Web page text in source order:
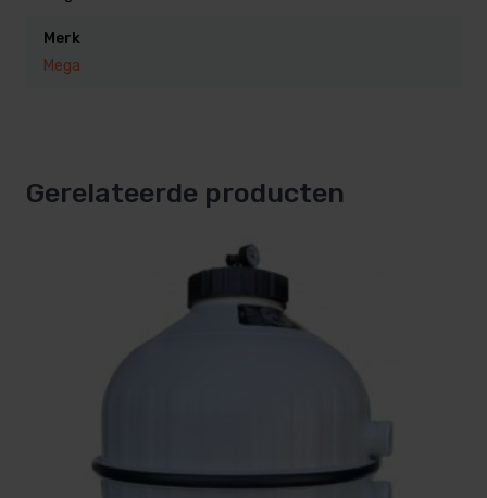
Inclusief ABS intern leiding werk
Verbinding: metrisch/imperial lijmmof
Materiaal: HDPE
Type: MFS24
Diameter: 600 mm
Merk
Mega
Gerelateerde producten